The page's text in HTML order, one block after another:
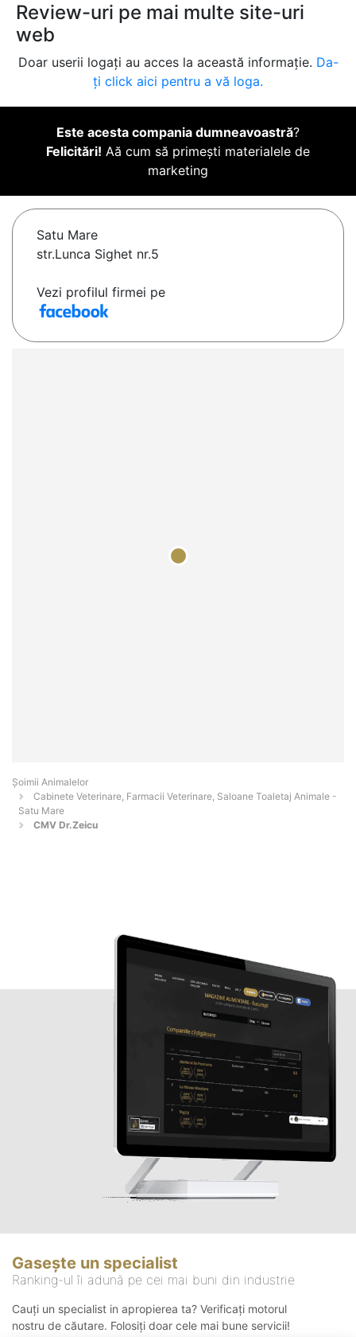
Review-uri pe mai multe site-uri
web
Doar userii logați au acces la această informație. Da-
ți click aici pentru a vă loga.
Este acesta compania dumneavoastră?
Felicitări! Aă cum să primești materialele de
marketing
Satu Mare
str.Lunca Sighet nr.5
Vezi profilul firmei pe
Şoimii Animalelor
Cabinete Veterinare, Farmacii Veterinare, Saloane Toaletaj Animale -
Satu Mare
CMV Dr.Zeicu
Gasește un specialist
Ranking-ul îi adună pe cei mai buni din industrie
Cauți un specialist in apropierea ta? Verificați motorul
nostru de căutare. Folosiți doar cele mai bune servicii!